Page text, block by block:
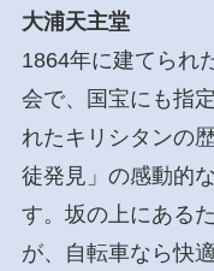
大浦天主堂
1864年に建てられ
会で、国宝にも指
れたキリシタンの
徒発見」の感動的
す。坂の上にある
が、自転車なら快